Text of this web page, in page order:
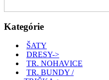
Kategórie
ŠATY
DRESY->
TR. NOHAVICE
TR. BUNDY /